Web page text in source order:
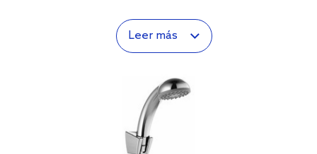
Leer más